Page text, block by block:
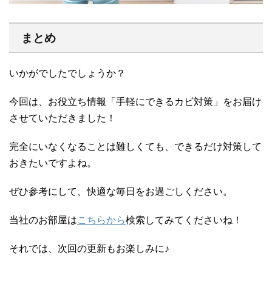
まとめ
いかがでしたでしょうか？
今回は、お役立ち情報「手軽にできるカビ対策」をお届け
させていただきました！
完全にいなくなることは難しくても、できるだけ対策して
おきたいですよね。
ぜひ参考にして、快適な毎日をお過ごしください。
当社のお部屋はこちらから検索してみてくださいね！
それでは、次回の更新もお楽しみに♪